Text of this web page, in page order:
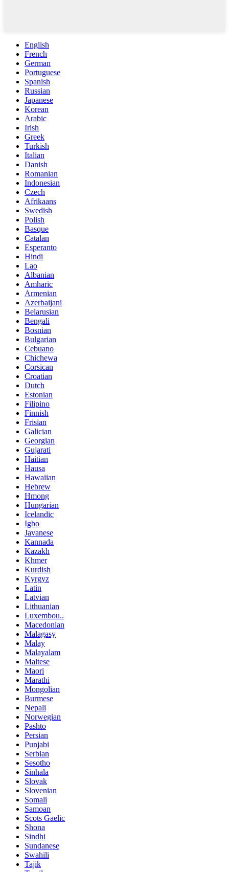
English
French
German
Portuguese
Spanish
Russian
Japanese
Korean
Arabic
Irish
Greek
Turkish
Italian
Danish
Romanian
Indonesian
Czech
Afrikaans
Swedish
Polish
Basque
Catalan
Esperanto
Hindi
Lao
Albanian
Amharic
Armenian
Azerbaijani
Belarusian
Bengali
Bosnian
Bulgarian
Cebuano
Chichewa
Corsican
Croatian
Dutch
Estonian
Filipino
Finnish
Frisian
Galician
Georgian
Gujarati
Haitian
Hausa
Hawaiian
Hebrew
Hmong
Hungarian
Icelandic
Igbo
Javanese
Kannada
Kazakh
Khmer
Kurdish
Kyrgyz
Latin
Latvian
Lithuanian
Luxembou..
Macedonian
Malagasy
Malay
Malayalam
Maltese
Maori
Marathi
Mongolian
Burmese
Nepali
Norwegian
Pashto
Persian
Punjabi
Serbian
Sesotho
Sinhala
Slovak
Slovenian
Somali
Samoan
Scots Gaelic
Shona
Sindhi
Sundanese
Swahili
Tajik